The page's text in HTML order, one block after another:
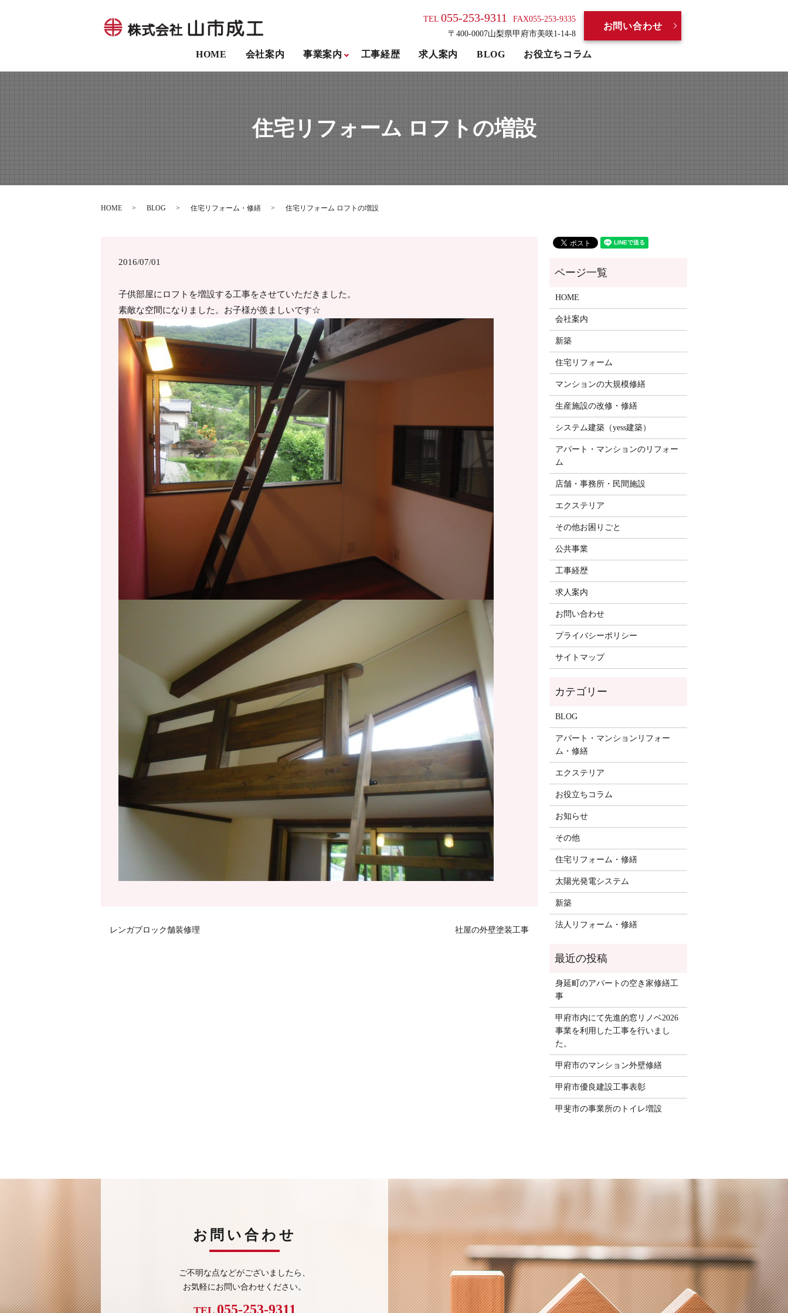
HOME 会社案内 事業案内 工事経歴 求人案内 BLOG お役立ちコラム
TEL055-253-9311
FAX055-253-9335
〒400-0007山梨県甲府市美咲1-14-8
お問い合わせ
住宅リフォーム ロフトの増設
HOME BLOG 住宅リフォーム・修繕 住宅リフォーム ロフトの増設
2016/07/01
子供部屋にロフトを増設する工事をさせていただきました。
素敵な空間になりました。お子様が羨ましいです☆
レンガブロック舗装修理 社屋の外壁塗装工事
HOME
会社案内
新築
住宅リフォーム
マンションの大規模修繕
生産施設の改修・修繕
システム建築（yess建築）
アパート・マンションのリフォー
ム
店舗・事務所・民間施設
エクステリア
その他お困りごと
公共事業
工事経歴
求人案内
お問い合わせ
プライバシーポリシー
サイトマップ
BLOG
アパート・マンションリフォー
ム・修繕
エクステリア
お役立ちコラム
お知らせ
その他
住宅リフォーム・修繕
太陽光発電システム
新築
法人リフォーム・修繕
身延町のアパートの空き家修繕工
事
甲府市内にて先進的窓リノベ2026
事業を利用した工事を行いまし
た。
甲府市のマンション外壁修繕
甲府市優良建設工事表彰
甲斐市の事業所のトイレ増設
お問い合わせ
ご不明な点などがございましたら、
お気軽にお問い合わせください。
TEL 055-253-9311